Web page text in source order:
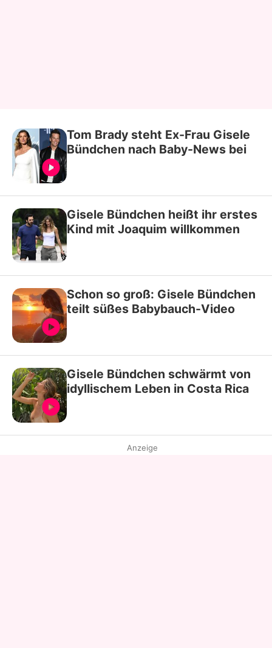
Tom Brady steht Ex-Frau Gisele
Bündchen nach Baby-News bei
Gisele Bündchen heißt ihr erstes
Kind mit Joaquim willkommen
Schon so groß: Gisele Bündchen
teilt süßes Babybauch-Video
Gisele Bündchen schwärmt von
idyllischem Leben in Costa Rica
Anzeige